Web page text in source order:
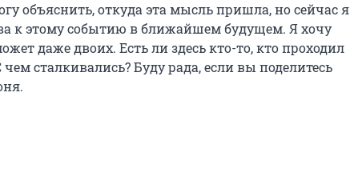
объяснить, откуда эта мысль пришла, но сейчас я
к этому событию в ближайшем будущем. Я хочу
даже двоих. Есть ли здесь кто-то, кто проходил
сталкивались? Буду рада, если вы поделитесь